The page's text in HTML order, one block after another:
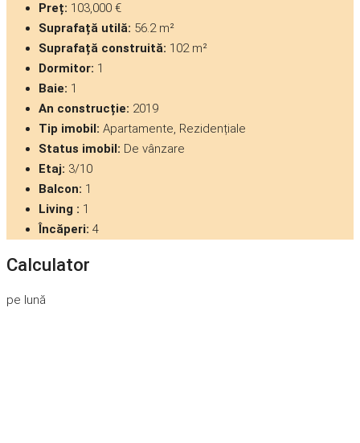
Preț: 103,000 €
Suprafață utilă: 56.2 m²
Suprafață construită: 102 m²
Dormitor: 1
Baie: 1
An construcție: 2019
Tip imobil: Apartamente, Rezidențiale
Status imobil: De vânzare
Etaj: 3/10
Balcon: 1
Living : 1
Încăperi: 4
Calculator
pe lună